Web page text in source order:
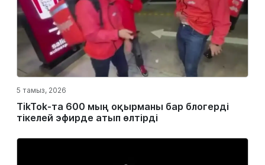
5 тамыз, 2026
TikTok-та 600 мың оқырманы бар блогерді
тікелей эфирде атып өлтірді